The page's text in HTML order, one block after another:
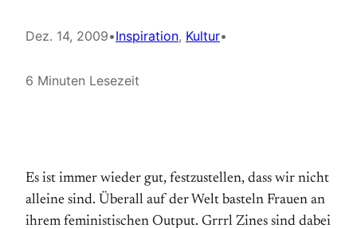
Dez. 14, 2009•Inspiration, Kultur•
6 Minuten Lesezeit
Es ist immer wieder gut, festzustellen, dass wir nicht
alleine sind. Überall auf der Welt basteln Frauen an
ihrem feministischen Output. Grrrl Zines sind dabei